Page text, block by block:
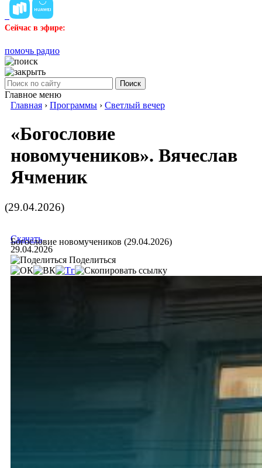
Сейчас в эфире:
помочь радио
Поиск
Главное меню
Главная › Программы › Светлый вечер
«Богословие
новомучеников». Вячеслав
Ячменик
(29.04.2026)
Богословие новомучеников (29.04.2026)
Скачать
29.04.2026
Поделиться